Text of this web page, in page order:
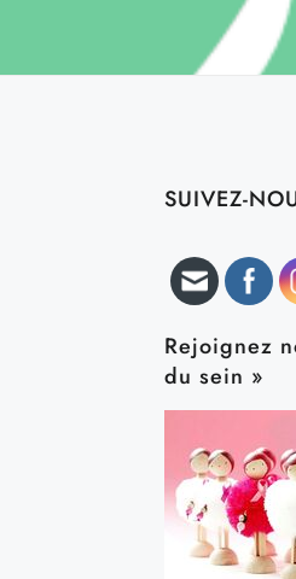
SUIVEZ-
Rejoignez
du sein »